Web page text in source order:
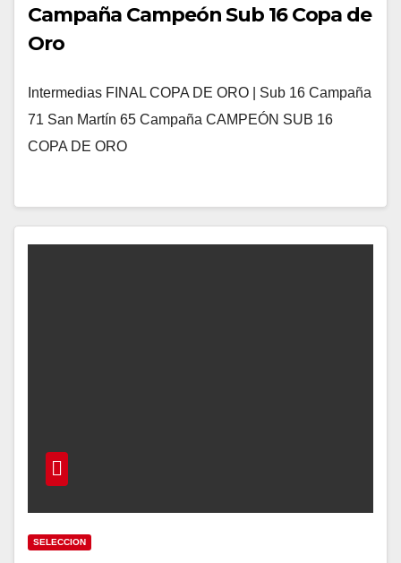
Campaña Campeón Sub 16 Copa de
Oro
Intermedias FINAL COPA DE ORO | Sub 16 Campaña
71 San Martín 65 Campaña CAMPEÓN SUB 16
COPA DE ORO
SELECCION